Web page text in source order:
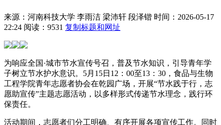
来源：河南科技大学 李雨洁 梁沛轩 段泽锴 时间：2026-05-17
22:24 阅读：9531 复制标题和网址
为响应全国·城市节水宣传号召，普及节水知识，引导青年学
子树立节水护水意识。5月15日12：00至13：30，食品与生物
工程学院青年志愿者协会在乾园广场，开展“节水践于行，志
愿助宣传”主题志愿活动，以多样形式传递节水理念，践行环
保责任。
活动期间，志愿者们分工明确、有序开展各项宣传工作。同时